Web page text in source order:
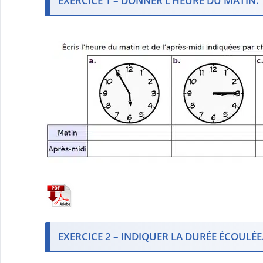
EXERCICE 2 – INDIQUER LA DURÉE